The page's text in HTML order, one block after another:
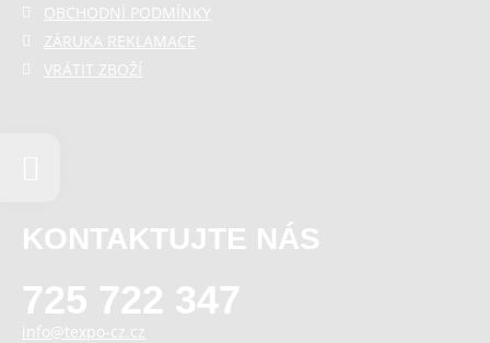
OBCHODNÍ PODMÍNKY
ZÁRUKA REKLAMACE
VRÁTIT ZBOŽÍ
KONTAKTUJTE NÁS
725 722 347
info@texpo-cz.cz